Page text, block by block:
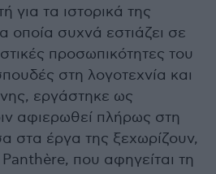
τα ιστορικά της
οποία συχνά εστιάζει σε
προσωπικότητες του
στη λογοτεχνία και
εργάστηκε ως
αφιερωθεί πλήρως στη
στα έργα της ξεχωρίζουν,
που αφηγείται τη